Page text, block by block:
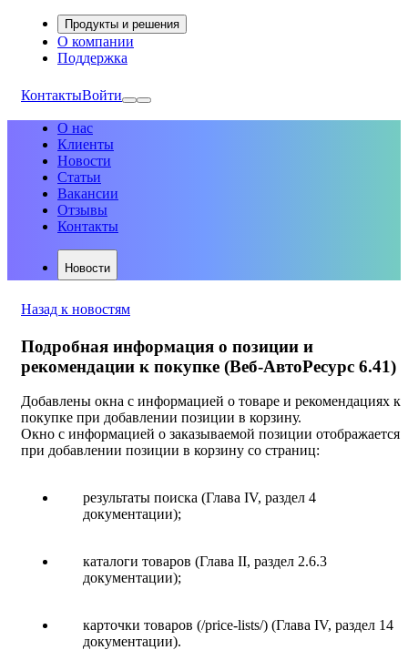
Продукты и решения
О компании
Поддержка
КонтактыВойти
О нас
Клиенты
Новости
Статьи
Вакансии
Отзывы
Контакты
Новости
Назад к новостям
Подробная информация о позиции и
рекомендации к покупке (Веб-АвтоРесурс 6.41)
Добавлены окна с информацией о товаре и рекомендациях к
покупке при добавлении позиции в корзину.
Окно с информацией о заказываемой позиции отображается
при добавлении позиции в корзину со страниц:
результаты поиска (Глава IV, раздел 4
документации);
каталоги товаров (Глава II, раздел 2.6.3
документации);
карточки товаров (/price-lists/) (Глава IV, раздел 14
документации).